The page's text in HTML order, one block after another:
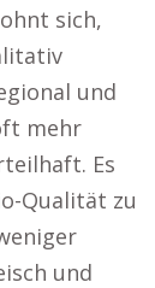
sich,
und
mehr
Es
Qualität zu
und